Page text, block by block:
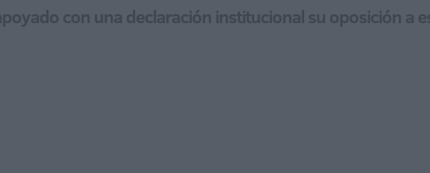
con una declaración institucional su oposición a